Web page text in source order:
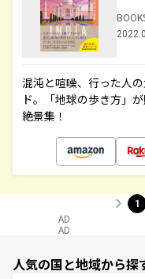
混沌と喧噪、行った人
ド。「地球の歩き方」
絶景集！
1
AD
AD
人気の国と地域から探